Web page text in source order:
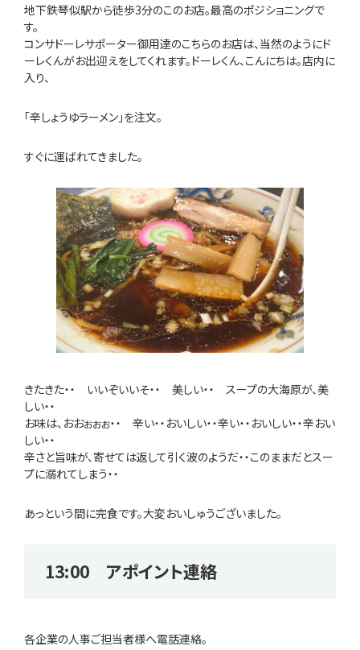
地下鉄琴似駅から徒歩3分のこのお店。最高のポジショニングで
す。
コンサドーレサポーター御用達のこちらのお店は、当然のようにド
ーレくんがお出迎えをしてくれます。ドーレくん、こんにちは。店内に
入り、
「辛しょうゆラーメン」を注文。
すぐに運ばれてきました。
きたきた・・ いいぞいいそ・・ 美しい・・ スープの大海原が、美
しい・・
お味は、おおぉぉぉ・・ 辛い・・おいしい・・辛い・・おいしい・・辛おい
しい・・
辛さと旨味が、寄せては返して引く波のようだ・・このままだとスー
プに溺れてしまう・・
あっという間に完食です。大変おいしゅうございました。
13:00 アポイント連絡
各企業の人事ご担当者様へ電話連絡。